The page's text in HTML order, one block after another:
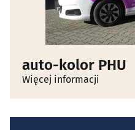
auto-kolor PHU
Więcej informacji